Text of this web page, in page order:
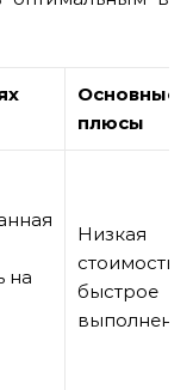
Основные
плюсы
на
Низкая
стоимость,
быстрое